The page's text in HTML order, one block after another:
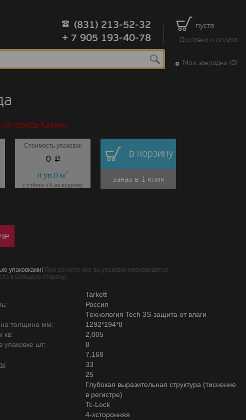
пуста
Доставка и оплата
(831) 213-52-32
+ 7 905 193-40-78
Мои закладки (0)
города Казань.
Стоимость упаковок
0 p
0уп.0м2
с учётом 5% на подрезку
в корзину
заказ в 1 клик
упаковками! При расчете кол-ва упаковок производится
в большую сторону.
Tarkett
Россия
Технология Tech 3S-защита от влаги
толщина мм:
1292*194*8
кв:
2,005
упаковке шт:
8
7,168
:
33
25
Глубокая выразительная структура (тиснение
в регистре)
Tc-Lock
4-хсторонняя